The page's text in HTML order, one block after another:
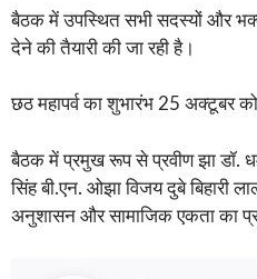
बैठक में उपस्थित सभी सदस्यों और
देने की तैयारी की जा रही है।
छठ महापर्व का शुभारंभ 25 अक्टूबर
बैठक में प्रमुख रूप से प्रवीण झा डॉ.
सिंह बी.एन. ओझा विजय दुबे बिहारी
अनुशासन और सामाजिक एकता का